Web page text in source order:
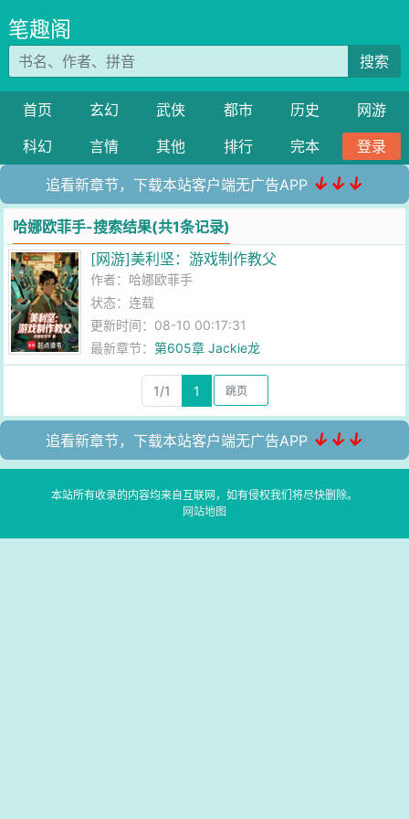
笔趣阁
搜索
首页 玄幻 武侠 都市 历史
网游
科幻
言情 其他 排行 完本 登录
追看新章节，下载本站客户端无广告APP ↓↓↓
哈娜欧菲手-搜索结果(共1条记录)
[网游]美利坚：游戏制作教父
作者： 哈娜欧菲手
状态：连载
更新时间：08-10 00:17:31
最新章节：第605章 Jackie龙
1/1 1
追看新章节，下载本站客户端无广告APP ↓↓↓
本站所有收录的内容均来自互联网，如有侵权我们将尽快删除。
网站地图